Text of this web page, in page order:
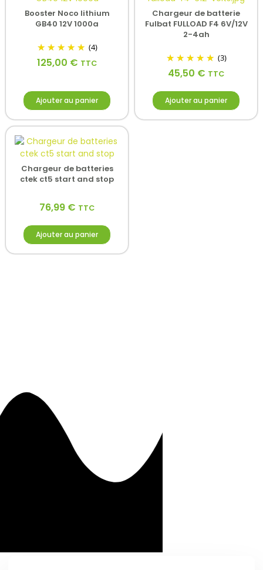
Booster Noco lithium
GB40 12V 1000a
(4)
125,00 € TTC
Ajouter au panier
Chargeur de batterie
Fulbat FULLOAD F4 6V/12V
2-4ah
(3)
45,50 € TTC
Ajouter au panier
Chargeur de batteries
ctek ct5 start and stop
76,99 € TTC
Ajouter au panier